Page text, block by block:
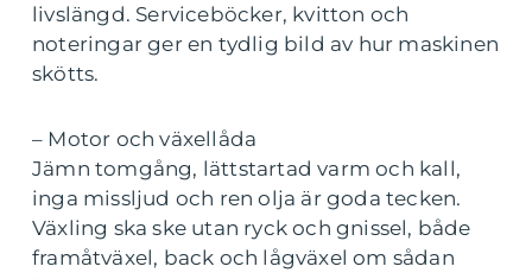
livslängd. Serviceböcker, kvitton och
noteringar ger en tydlig bild av hur maskinen
skötts.
– Motor och växellåda
Jämn tomgång, lättstartad varm och kall,
inga missljud och ren olja är goda tecken.
Växling ska ske utan ryck och gnissel, både
framåtväxel, back och lågväxel om sådan